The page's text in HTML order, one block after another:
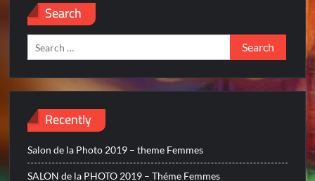
Search
Search
for:
Recently
Salon de la Photo 2019 – theme Femmes
SALON de la PHOTO 2019 – Théme Femmes